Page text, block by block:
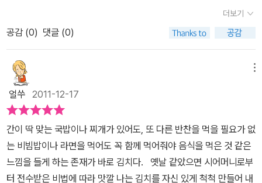
김치는 고춧가루로 버무리니 김치만 잘 먹어도 지방을 분해하는 것은
시간문제. 다른 어른들도 해결못하는 희조의 마음고생까지 김치 특공
대가 해결했다는 말씀^^이런 김치특공대의 활약에 고마움을 느낀 아
이들 저마다 김치 먹기, 운동하기에 돌입해서 모두 건강하고 밝은 모
습을 찾게 된다. 그냥 김치 먹어라~~가 아니라 실제로 어디에 도움이
되는지까지 재미나게 알려주니 김치가 더욱 친근해지는 듯하다. 이런
이야기 어디 우리나라 아이들에게만 해당되랴? 세계 음식으로 거듭
나는 김치, 전세계 어린이들을 위해 오늘도 출동하지 않을까?마지막
한국의 다양한 김치정보까지 실어둔 부록이 있으니 아이들과 김치의
종류도 알아보고 우리집에 없는 김치 만들어 먹기 프로젝트에 돌입해
보길 바란다^^
모여 김치의 역사의 영화를 보면서 뭉쳤어요.헌데 다들 김치하면 빠
질 수 없는 재료들이 다들 자기 잘났다 뽐내고 있네요.오래 두고 썩지
으면 맛도 없고, 세균이나 암까지 예방한다는 양념 재료들.으흐흐 ~
날렵한 몸매의 확 쏘는 칼칼한 캡사이신을 갖고 있는 고추 대원부터,
소화를 돕고, 변비에도 좋은 무 대원.김치하면 빠질 수 없는 배추 대
원.김치 특공대가 합체해서 배탈, 설사가 난 아이도 한방에 해결해주
는 젓산균과 세균의 싸움에서도 이기게 해주고,변비에 걸리거나, 뚱
뚱한 몸매의 지방덩어리까지 몸 밖으로 해결 노릇을 톡톡히 해주는
김치 특공대그래서 김치가 이렇게 몸에 좋고 맛도 좋은거였네요.유독
우리 밥상에 빠질 수 없는 메뉴중에 김치없으면 밥 먹는것 같지도 않
죠. 이에 빠질세라 고추대원은 늦게 김치 특공대에 들어오긴 했지만
미끈하게 잘 빠진 몸매와 화려한 때깔, 칼칼한 맛과 향으로 지방까지
태워주어 예쁜 아가씨들도 김치특공대를 좋아하는 거 아니냐 하고 젓
갈 대원은 고추가 비린내를 잡아 준 덕에 자기가 김치 특공대 대원이
될 수 있었다면서 김치의 감칠맛과 영양이 풍부해진 건 자기 덕이라
는 말을 빼놓지 않습니다.무 대원은 배추 눈치를 보며 김치 이야기에
무를 빼놓으면 섭섭하다고.. 무는 소화와 변비를 돕는다 자랑해요.배
추 대장이 웃으며 자기자랑을 하려는 찰나,, 김치 특공대로 구조 요청
이 들어옵니다.일곱 살 명지가 배탈 설사가 났다는 요청에 배추와 소
금이 합체해 절인 배추로 변신을 하고 무는 무채로 마늘과 생강은 다
더보기
공감 (0) 댓글 (0)
얼쑤 2011-12-17
간이 딱 맞는 국밥이나 찌개가 있어도, 또 다른 반찬을 먹을 필요가 없
는 비빔밥이나 라면을 먹어도 꼭 함께 먹어줘야 음식을 먹은 것 같은
느낌을 들게 하는 존재가 바로 김치다. 옛날 같았으면 시어머니로부
터 전수받은 비법에 따라 맛깔 나는 김치를 자신 있게 척척 만들어 내